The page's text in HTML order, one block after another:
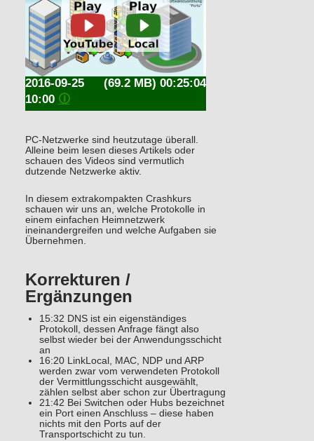
(69.2 MB) 00:25:04
2016-09-25
10:00 🛈
PC-Netzwerke sind heutzutage überall.
Alleine beim lesen dieses Artikels oder
schauen des Videos sind vermutlich
dutzende Netzwerke aktiv.
In diesem extrakompakten Crashkurs
schauen wir uns an, welche Protokolle in
einem einfachen Heimnetzwerk
ineinandergreifen und welche Aufgaben sie
Übernehmen.
Korrekturen /
Ergänzungen
15:32 DNS ist ein eigenständiges
Protokoll, dessen Anfrage fängt also
selbst wieder bei der Anwendungsschicht
an
16:20 LinkLocal, MAC, NDP und ARP
werden zwar vom verwendeten Protokoll
der Vermittlungsschicht ausgewählt,
zählen selbst aber schon zur Übertragung
21:42 Bei Switchen oder Hubs bezeichnet
ein Port einen Anschluss – diese haben
nichts mit den Ports auf der
Transportschicht zu tun.